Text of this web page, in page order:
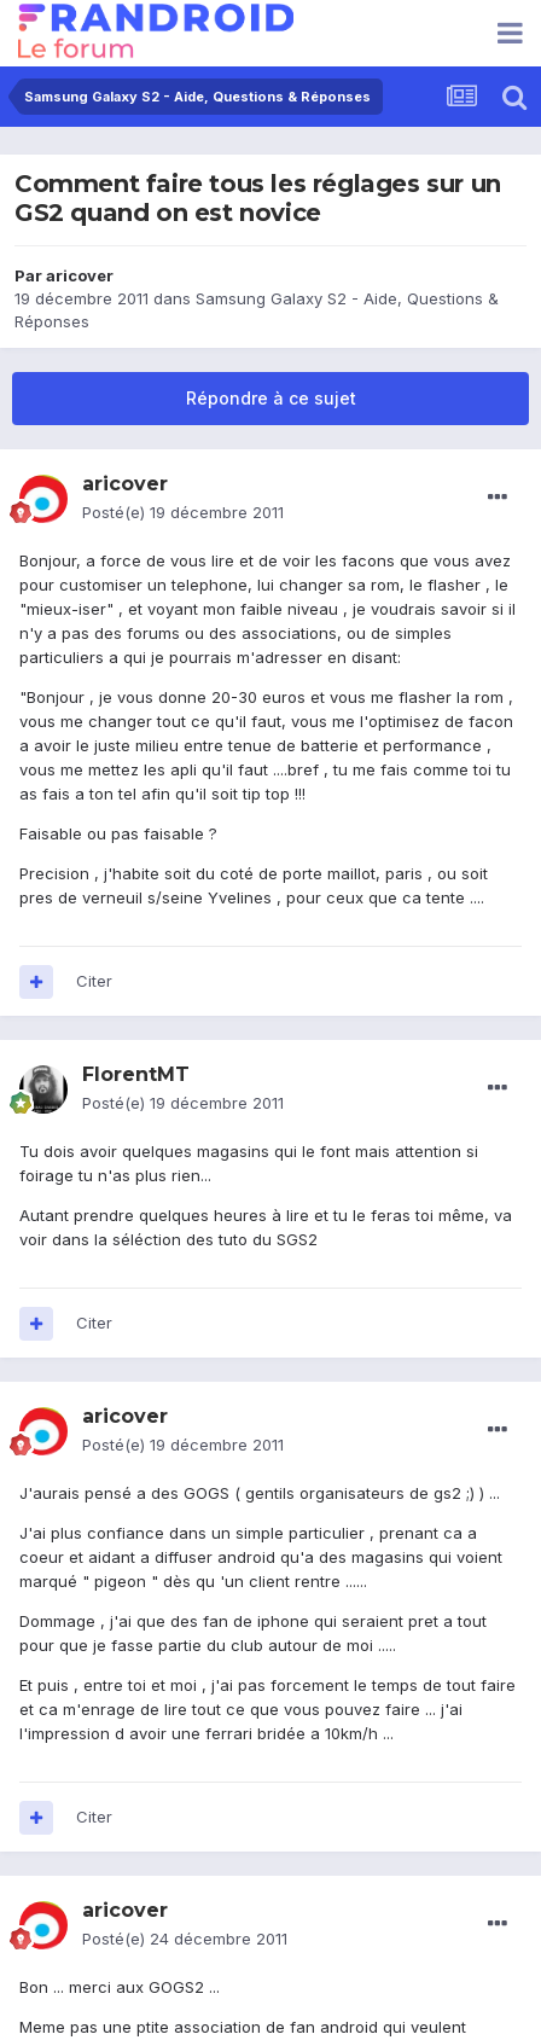
Samsung Galaxy S2 - Aide, Questions & Réponses
Comment faire tous les réglages sur un
GS2 quand on est novice
Pararicover
19 décembre 2011 dans Samsung Galaxy S2 - Aide, Questions &
Réponses
Répondre à ce sujet
aricover
Posté(e) 19 décembre 2011
Bonjour, a force de vous lire et de voir les facons que vous avez
pour customiser un telephone, lui changer sa rom, le flasher , le
"mieux-iser" , et voyant mon faible niveau , je voudrais savoir si il
n'y a pas des forums ou des associations, ou de simples
particuliers a qui je pourrais m'adresser en disant:
"Bonjour , je vous donne 20-30 euros et vous me flasher la rom ,
vous me changer tout ce qu'il faut, vous me l'optimisez de facon
a avoir le juste milieu entre tenue de batterie et performance ,
vous me mettez les apli qu'il faut ....bref , tu me fais comme toi tu
as fais a ton tel afin qu'il soit tip top !!!
Faisable ou pas faisable ?
Precision , j'habite soit du coté de porte maillot, paris , ou soit
pres de verneuil s/seine Yvelines , pour ceux que ca tente ....
Citer
FlorentMT
Posté(e) 19 décembre 2011
Tu dois avoir quelques magasins qui le font mais attention si
foirage tu n'as plus rien...
Autant prendre quelques heures à lire et tu le feras toi même, va
voir dans la séléction des tuto du SGS2
Citer
aricover
Posté(e) 19 décembre 2011
J'aurais pensé a des GOGS ( gentils organisateurs de gs2 ;) ) ...
J'ai plus confiance dans un simple particulier , prenant ca a
coeur et aidant a diffuser android qu'a des magasins qui voient
marqué " pigeon " dès qu 'un client rentre ......
Dommage , j'ai que des fan de iphone qui seraient pret a tout
pour que je fasse partie du club autour de moi .....
Et puis , entre toi et moi , j'ai pas forcement le temps de tout faire
et ca m'enrage de lire tout ce que vous pouvez faire ... j'ai
l'impression d avoir une ferrari bridée a 10km/h ...
Citer
aricover
Posté(e) 24 décembre 2011
Bon ... merci aux GOGS2 ...
Meme pas une ptite association de fan android qui veulent